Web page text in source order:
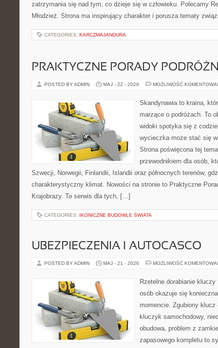
zatrzymania się nad tym, co dzieje się w człowieku. Polecamy
Młodzież. Strona ma inspirujący charakter i porusza tematy
CATEGORIES: KARCZMAJANDURA
PRAKTYCZNE PORADY
POSTED BY ADMIN MAJ - 22 - 2026 MOŻLIWOŚĆ
Skandynawia to kraina,
marzące o podróżach. To
widoki spotyka się z
wycieczka może stać się
Strona poświęcona tej
przewodnikiem dla osób,
Szwecji, Norwegii, Finlandii, Islandii oraz północnych terenów,
charakterystyczny klimat. Nowości na stronie to Praktyczne
Krajobrazy. To serwis dla tych, […]
CATEGORIES: IKONICZNE BUDOWLE ŚWIATA
UBEZPIECZENIA I AUTOCASCO
POSTED BY ADMIN MAJ - 21 - 2026 MOŻLIWOŚĆ
Rzetelne dorabianie kluczy
osób okazuje się
momencie. Zgubiony
kluczyk samochodowy,
obudowa, problem z
zapasowego kompletu to